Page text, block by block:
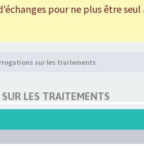
pour ne plus être seul
sur les traitements
LES TRAITEMENTS